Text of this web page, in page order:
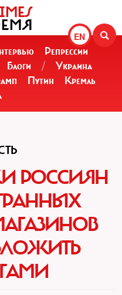
EN
Репрессии
Блоги /
Украина
Путин
Кремль
РОССИЯН